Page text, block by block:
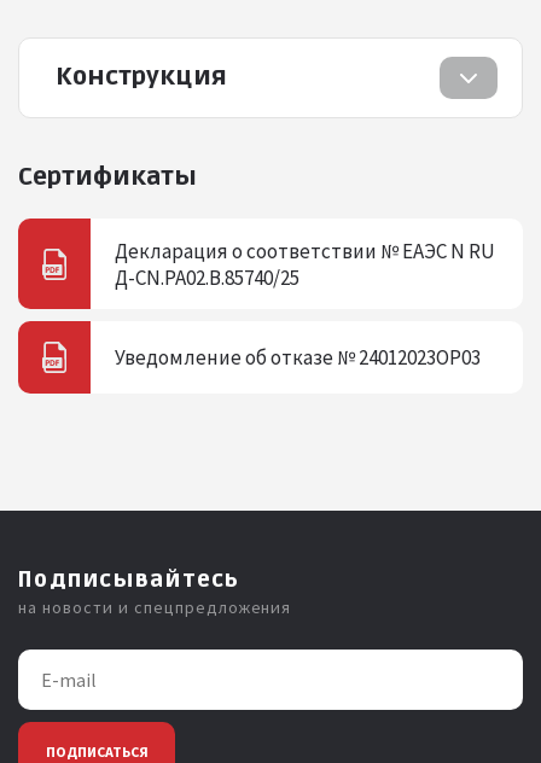
Конструкция
Сертификаты
Декларация о соответствии № ЕАЭС N RU
Д-CN.РА02.В.85740/25
Уведомление об отказе № 24012023ОР03
Подписывайтесь
на новости и спецпредложения
ПОДПИСАТЬСЯ